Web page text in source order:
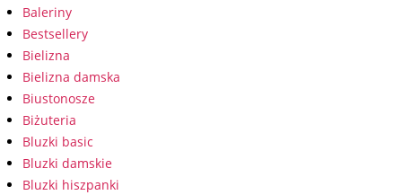
Baleriny
Bestsellery
Bielizna
Bielizna damska
Biustonosze
Biżuteria
Bluzki basic
Bluzki damskie
Bluzki hiszpanki